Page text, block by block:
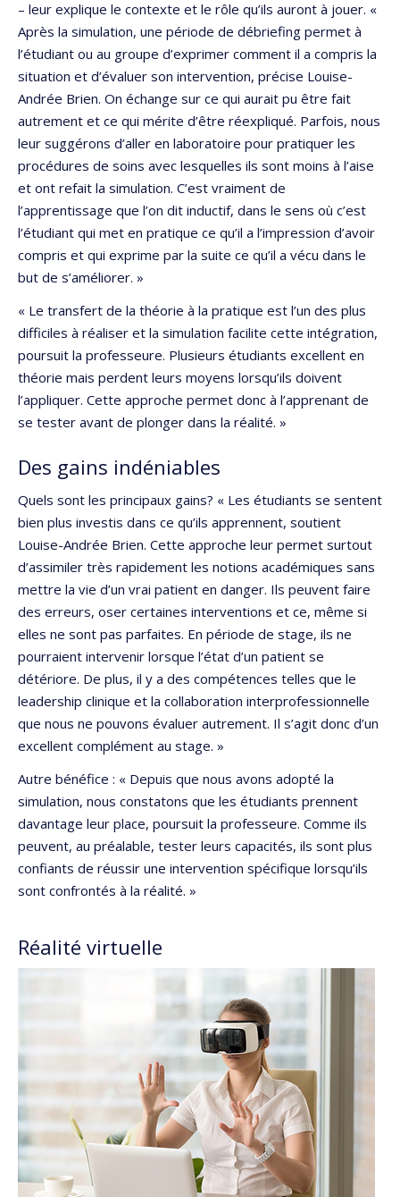
– leur explique le contexte et le rôle qu’ils auront à jouer. «
Après la simulation, une période de débriefing permet à
l’étudiant ou au groupe d’exprimer comment il a compris la
situation et d’évaluer son intervention, précise Louise-
Andrée Brien. On échange sur ce qui aurait pu être fait
autrement et ce qui mérite d’être réexpliqué. Parfois, nous
leur suggérons d’aller en laboratoire pour pratiquer les
procédures de soins avec lesquelles ils sont moins à l’aise
et ont refait la simulation. C’est vraiment de
l’apprentissage que l’on dit inductif, dans le sens où c’est
l’étudiant qui met en pratique ce qu’il a l’impression d’avoir
compris et qui exprime par la suite ce qu’il a vécu dans le
but de s’améliorer. »
« Le transfert de la théorie à la pratique est l’un des plus
difficiles à réaliser et la simulation facilite cette intégration,
poursuit la professeure. Plusieurs étudiants excellent en
théorie mais perdent leurs moyens lorsqu’ils doivent
l’appliquer. Cette approche permet donc à l’apprenant de
se tester avant de plonger dans la réalité. »
Des gains indéniables
Quels sont les principaux gains? « Les étudiants se sentent
bien plus investis dans ce qu’ils apprennent, soutient
Louise-Andrée Brien. Cette approche leur permet surtout
d’assimiler très rapidement les notions académiques sans
mettre la vie d’un vrai patient en danger. Ils peuvent faire
des erreurs, oser certaines interventions et ce, même si
elles ne sont pas parfaites. En période de stage, ils ne
pourraient intervenir lorsque l’état d’un patient se
détériore. De plus, il y a des compétences telles que le
leadership clinique et la collaboration interprofessionnelle
que nous ne pouvons évaluer autrement. Il s’agit donc d’un
excellent complément au stage. »
Autre bénéfice : « Depuis que nous avons adopté la
simulation, nous constatons que les étudiants prennent
davantage leur place, poursuit la professeure. Comme ils
peuvent, au préalable, tester leurs capacités, ils sont plus
confiants de réussir une intervention spécifique lorsqu’ils
sont confrontés à la réalité. »
Réalité virtuelle